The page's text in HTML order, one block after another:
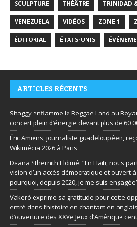
SCULPTURE THÉÂTRE TRINIDAD
VENEZUELA VIDÉOS ZONE 1
ÉDITORIAL ÉTATS-UNIS
ARTICLES RÉCENTS
Shaggy enflamme le Reggae Land au
concert plein d’énergie devant plus de 60
Éric Amiens, journaliste guadeloupéen,
Wikimédia 2026 à Paris
Daana Sthernith Eldimé: “En Haïti, nous
vision d’un accès démocratique et ouvert à
pourquoi, depuis 2020, je me suis
Vakeró exprime sa gratitude pour cette
entré dans l’histoire en chantant en
d’ouverture des XXVe Jeux d’Amérique